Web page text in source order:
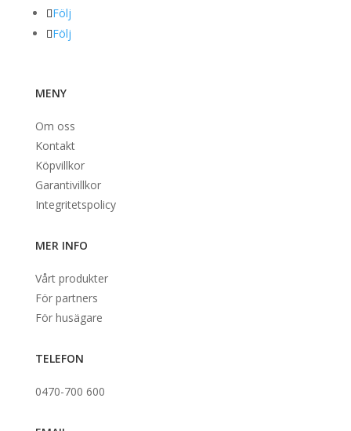
Följ
Följ
MENY
Om oss
Kontakt
Köpvillkor
Garantivillkor
Integritetspolicy
MER INFO
Vårt produkter
För partners
För husägare
TELEFON
0470-700 600